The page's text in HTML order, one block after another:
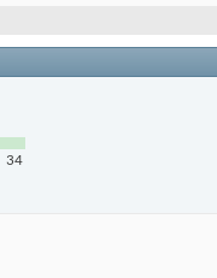
34